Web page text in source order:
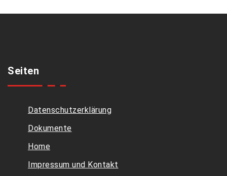
Seiten
Datenschutzerklärung
Dokumente
Home
Impressum und Kontakt